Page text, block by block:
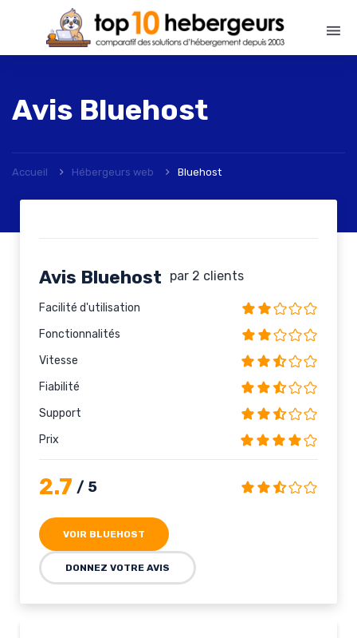
Avis Bluehost
Accueil Hébergeurs web Bluehost
Avis Bluehost par 2 clients
Facilité d'utilisation
Fonctionnalités
Vitesse
Fiabilité
Support
Prix
2.7 / 5
VOIR BLUEHOST
DONNEZ VOTRE AVIS